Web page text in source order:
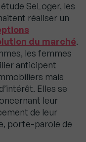
SeLoger, les
réaliser un
du marché.
les femmes
anticipent
mais
Elles se
leur
de leur
porte-parole de